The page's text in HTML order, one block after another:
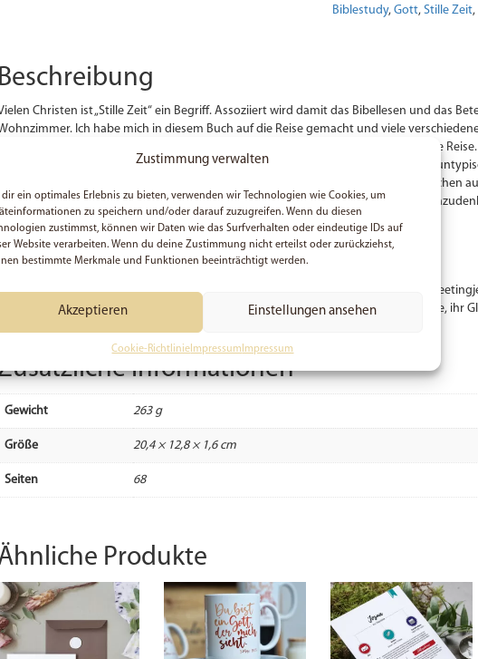
Zustimmung verwalten
dir ein optimales Erlebnis zu bieten, verwenden wir Technologien wie Cookies, um
zu speichern und/oder darauf zuzugreifen. Wenn du diesen
zustimmst, können wir Daten wie das Surfverhalten oder eindeutige IDs auf
Website verarbeiten. Wenn du deine Zustimmung nicht erteilst oder zurückziehst,
bestimmte Merkmale und Funktionen beeinträchtigt werden.
Akzeptieren Einstellungen ansehen
Cookie-Richtlinie Impressum Impressum
Biblestudy, Gott, Stille Zeit,
Christen ist „Stille Zeit“ ein Begriff. Assoziiert wird damit das Bibellesen und das
Ich habe mich in diesem Buch auf die Reise gemacht und viele
beschrieben, die deine Stille Zeit vereinfachen könnten. Es war eine spannende
einladen, ihre Beziehung mit Gott aufzufrischen. Und zwar auf eine für Bücher
sehr frisch und modern gestaltet, zum anderen fordert das Buch zum Mitmachen
Möglichkeit, eigene Notizen zu machen und über herausfordernde Fragen
animieren dazu, das Gelernte zu verinnerlichen.
DEN AUTOR
geboren, Autorin und Bloggerin. Seit 2010 betreibt Gina die Webseite
beschäftigen. Sie schreibt über Erfahrungen mit Gott und ermutigt andere, ihr
Gina ist glücklich verheiratet und lernt aktuell das Hand-Lettering.
Informationen
Gewicht 263 g
Größe 20,4 × 12,8 × 1,6 cm
Seiten 68
Produkte